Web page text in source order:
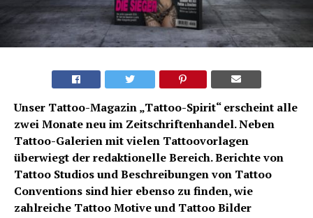
Unser Tattoo-Magazin „Tattoo-Spirit“ erscheint alle
zwei Monate neu im Zeitschriftenhandel. Neben
Tattoo-Galerien mit vielen Tattoovorlagen
überwiegt der redaktionelle Bereich. Berichte von
Tattoo Studios und Beschreibungen von Tattoo
Conventions sind hier ebenso zu finden, wie
zahlreiche Tattoo Motive und Tattoo Bilder